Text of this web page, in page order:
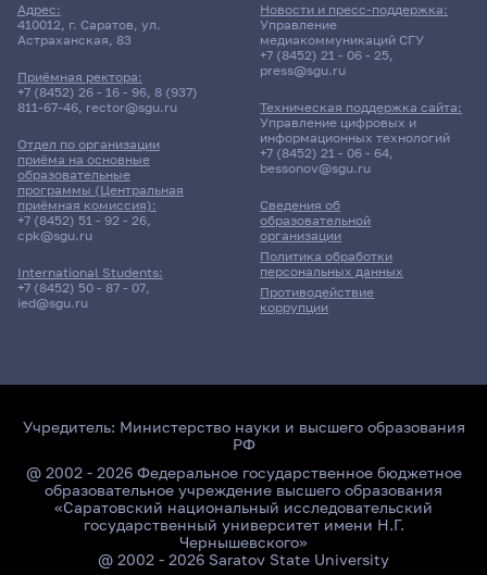
Адрес:
410012, г. Саратов, ул.
Астраханская, 83
Приёмная ректора:
+7 (8452) 26 - 16 - 96, 8 (937)
811-67-46, rector@sgu.ru
Отдел по организации
приёма на основные
образовательные
программы (Центральная
приёмная комиссия):
+7 (8452) 51 - 92 - 26,
cpk@sgu.ru
International Students:
+7 (8452) 50 - 87 - 07,
ied@sgu.ru
Сведения об
образовательной
организации
Политика обработки
персональных данных
Противодействие
коррупции
Новости и пресс-поддержка:
Управление
медиакоммуникаций СГУ
+7 (8452) 21 - 06 - 25,
press@sgu.ru
Техническая поддержка сайта:
Управление цифровых и
информационных технологий
+7 (8452) 21 - 06 - 64,
bessonov@sgu.ru
Учредитель: Министерство науки и высшего образования
РФ
@ 2002 - 2026 Федеральное государственное бюджетное
образовательное учреждение высшего образования
«Саратовский национальный исследовательский
государственный университет имени Н.Г.
Чернышевского»
@ 2002 - 2026 Saratov State University